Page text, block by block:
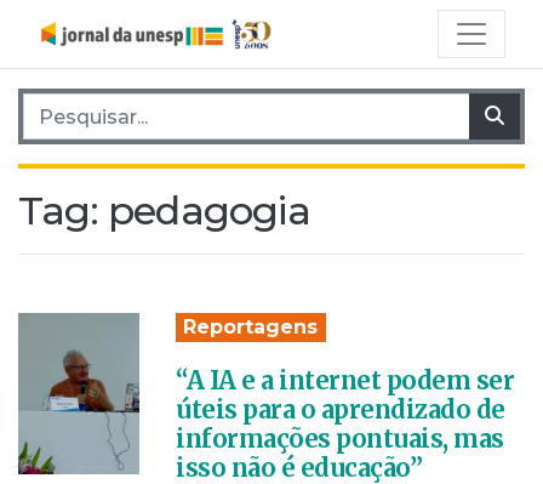
Pesquisar por:
Tag: pedagogia
Reportagens
“A IA e a internet podem ser
úteis para o aprendizado de
informações pontuais, mas
isso não é educação”